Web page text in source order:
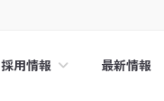
採用情報 最新情報